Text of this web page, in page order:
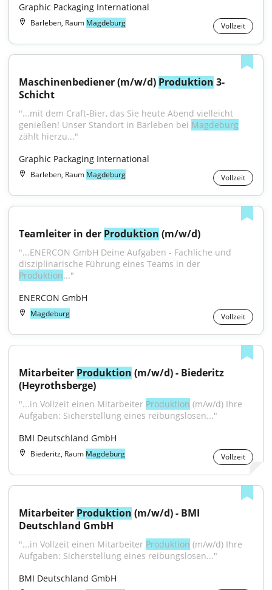
Graphic Packaging International
Barleben, Raum Magdeburg Vollzeit
Maschinenbediener (m/w/d) Produktion 3-
Schicht
"...mit dem Craft-Bier, das Sie heute Abend vielleicht
genießen! Unser Standort in Barleben bei Magdeburg
zählt hierzu..."
Graphic Packaging International
Barleben, Raum Magdeburg Vollzeit
Teamleiter in der Produktion (m/w/d)
"...ENERCON GmbH Deine Aufgaben - Fachliche und
Produktion..."
ENERCON GmbH
Magdeburg Vollzeit
Mitarbeiter Produktion (m/w/d) - Biederitz
(Heyrothsberge)
"...in Vollzeit einen Mitarbeiter Produktion (m/w/d) Ihre
Aufgaben: Sicherstellung eines reibungslosen..."
BMI Deutschland GmbH
Biederitz, Raum Magdeburg Vollzeit
Mitarbeiter Produktion (m/w/d) - BMI
Deutschland GmbH
"...in Vollzeit einen Mitarbeiter Produktion (m/w/d) Ihre
Aufgaben: Sicherstellung eines reibungslosen..."
BMI Deutschland GmbH